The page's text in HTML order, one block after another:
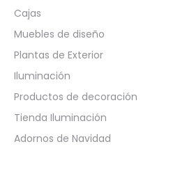
Cajas
Muebles de diseño
Plantas de Exterior
Iluminación
Productos de decoración
Tienda Iluminación
Adornos de Navidad